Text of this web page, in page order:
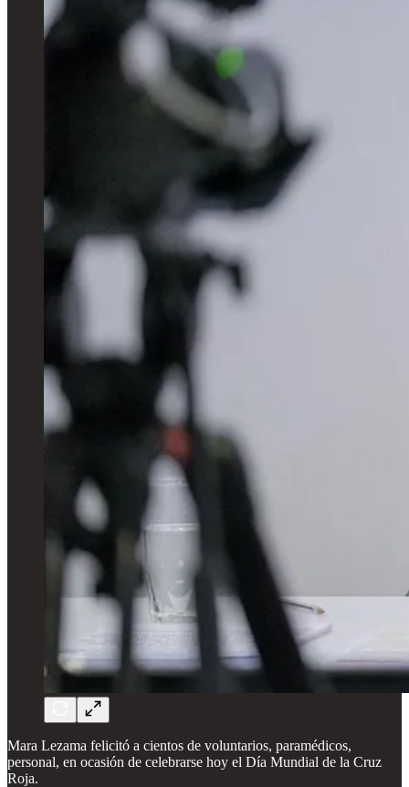
Mara Lezama felicitó a cientos de voluntarios, paramédicos,
personal, en ocasión de celebrarse hoy el Día Mundial de la Cruz
Roja.